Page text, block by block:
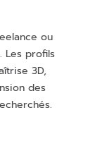
ou
Les profils
3D,
des